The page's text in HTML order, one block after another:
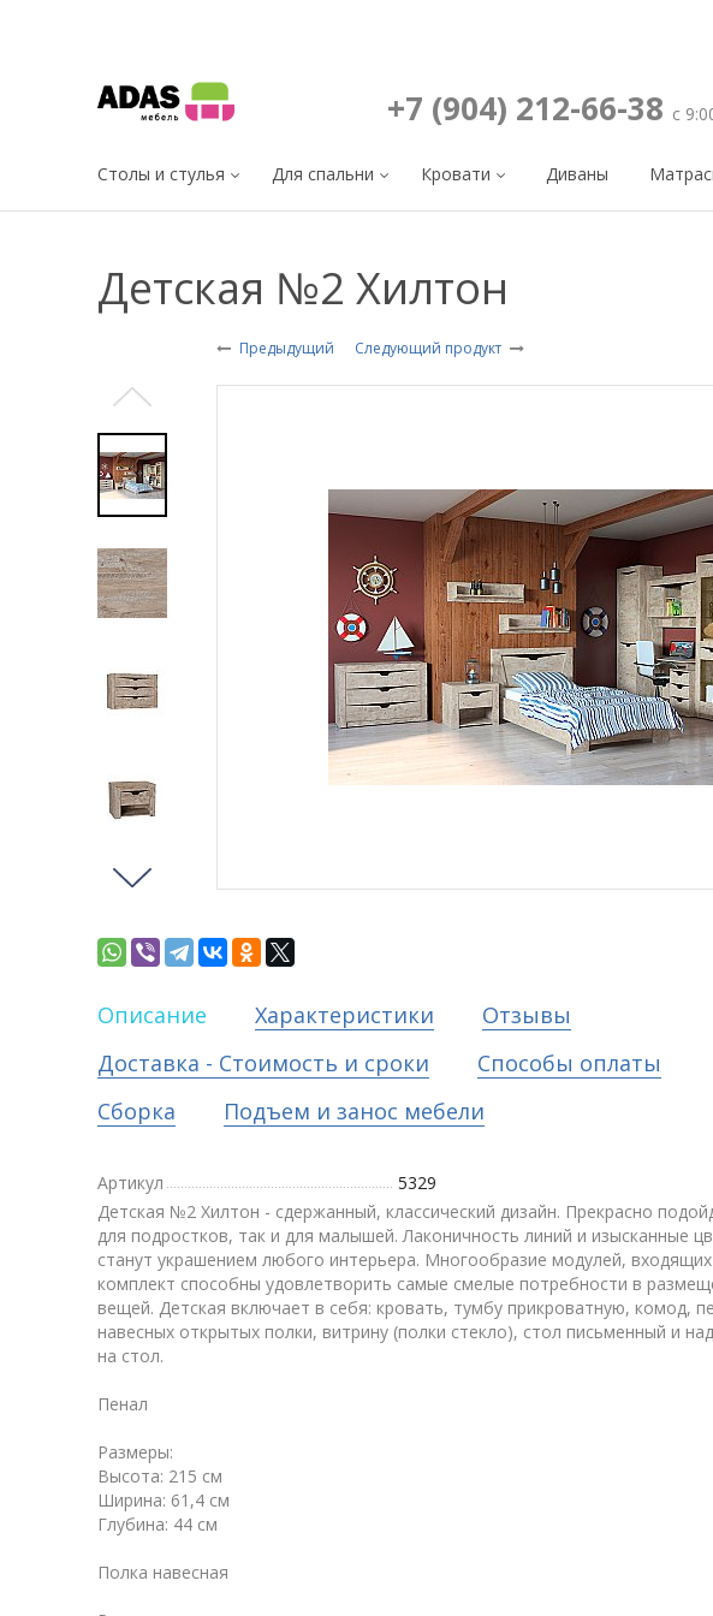
+7 (904) 212-66-38 с
Столы и стулья Для спальни Кровати Диваны
Детская №2 Хилтон
Предыдущий Следующий продукт
Описание Характеристики
Отзывы
Доставка - Стоимость и сроки
Способы оплаты
Сборка
Подъем и занос мебели
Артикул
5329
Детская №2 Хилтон - сдержанный, классический дизайн. Прекрасно
для подростков, так и для малышей. Лаконичность линий и изысканные
станут украшением любого интерьера. Многообразие модулей,
комплект способны удовлетворить самые смелые потребности в
вещей. Детская включает в себя: кровать, тумбу прикроватную, комод,
навесных открытых полки, витрину (полки стекло), стол письменный и
на стол.
Пенал
Размеры:
Высота: 215 см
Ширина: 61,4 см
Глубина: 44 см
Полка навесная